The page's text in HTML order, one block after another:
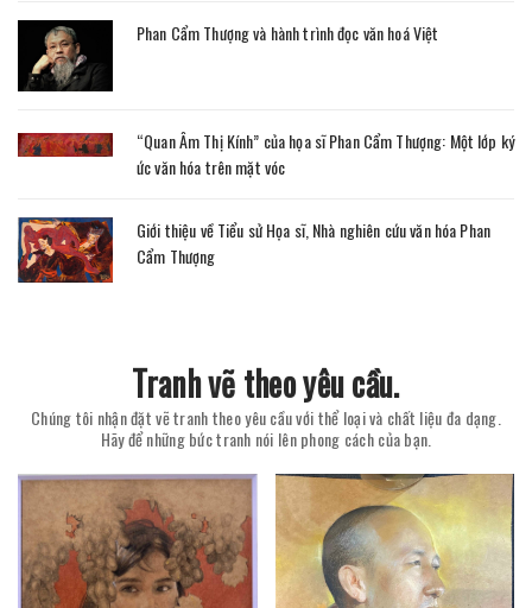
Phan Cẩm Thượng và hành trình đọc văn hoá Việt
“Quan Âm Thị Kính” của họa sĩ Phan Cẩm Thượng: Một lớp ký
ức văn hóa trên mặt vóc
Giới thiệu về Tiểu sử Họa sĩ, Nhà nghiên cứu văn hóa Phan
Cẩm Thượng
Tranh vẽ theo yêu cầu.
Chúng tôi nhận đặt vẽ tranh theo yêu cầu với thể loại và chất liệu đa dạng.
Hãy để những bức tranh nói lên phong cách của bạn.